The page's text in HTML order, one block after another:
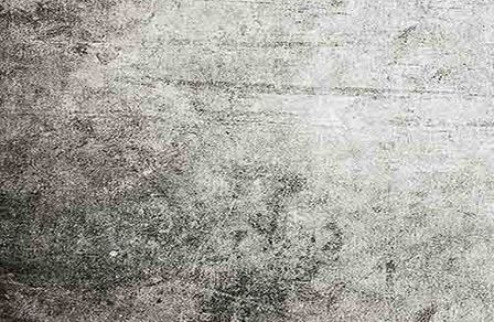
© 2026 by The Peppermint Bettys / All Rights Reserved